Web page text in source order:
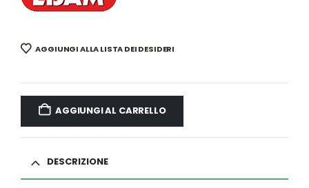
AGGIUNGI ALLA LISTA DEI DESIDERI
AGGIUNGI AL CARRELLO
DESCRIZIONE